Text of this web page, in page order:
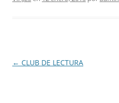
Navegación
← CLUB DE LECTURA